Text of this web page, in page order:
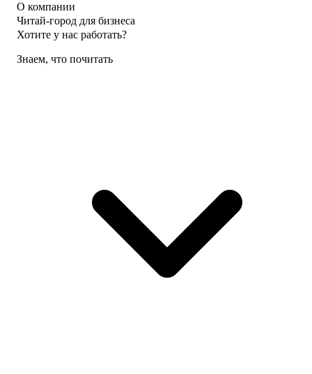
О компании
Читай-город для бизнеса
Хотите у нас работать?
Знаем, что почитать